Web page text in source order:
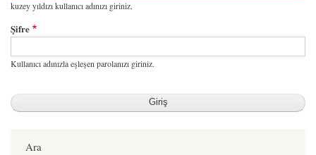
kuzey yıldızı kullanıcı adınızı giriniz.
Şifre
Kullanıcı adınızla eşleşen parolanızı giriniz.
Ara